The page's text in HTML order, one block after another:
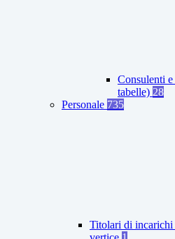
Consulenti
tabelle) 28
Personale 735
Titolari di